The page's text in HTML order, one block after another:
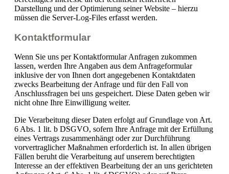
Darstellung und der Optimierung seiner Website – hierzu
müssen die Server-Log-Files erfasst werden.
Kontaktformular
Wenn Sie uns per Kontaktformular Anfragen zukommen
lassen, werden Ihre Angaben aus dem Anfrageformular
inklusive der von Ihnen dort angegebenen Kontaktdaten
zwecks Bearbeitung der Anfrage und für den Fall von
Anschlussfragen bei uns gespeichert. Diese Daten geben wir
nicht ohne Ihre Einwilligung weiter.
Die Verarbeitung dieser Daten erfolgt auf Grundlage von Art.
6 Abs. 1 lit. b DSGVO, sofern Ihre Anfrage mit der Erfüllung
eines Vertrags zusammenhängt oder zur Durchführung
vorvertraglicher Maßnahmen erforderlich ist. In allen übrigen
Fällen beruht die Verarbeitung auf unserem berechtigten
Interesse an der effektiven Bearbeitung der an uns gerichteten